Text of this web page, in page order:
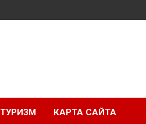
ТУРИЗМ КАРТА САЙТА